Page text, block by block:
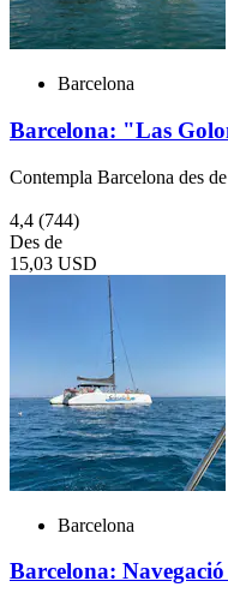
Barcelona
Barcelona: "Las
Contempla Barcelona des
4,4 (744)
Des de
15,03 USD
Barcelona
Barcelona: